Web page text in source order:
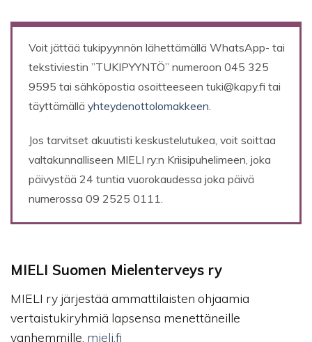
MIELI Suomen Mielenterveys ry
MIELI ry järjestää ammattilaisten ohjaamia
vertaistukiryhmiä lapsensa menettäneille
vanhemmille. mieli.fi
Voit jättää tukipyynnön lähettämällä WhatsApp- tai
tekstiviestin ”TUKIPYYNTÖ” numeroon 045 325
9595 tai sähköpostia osoitteeseen tuki@kapy.fi tai
täyttämällä yhteydenottolomakkeen.
Jos tarvitset akuutisti keskustelutukea, voit soittaa
valtakunnalliseen MIELI ry:n Kriisipuhelimeen, joka
päivystää 24 tuntia vuorokaudessa joka päivä
numerossa 09 2525 0111.